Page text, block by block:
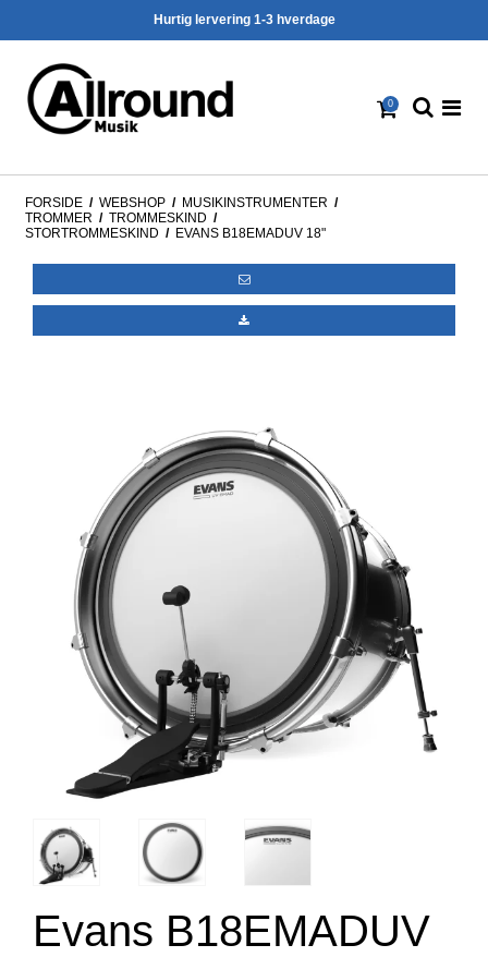
Hurtig lervering 1-3 hverdage
0
FORSIDE / WEBSHOP / MUSIKINSTRUMENTER /
TROMMER / TROMMESKIND /
STORTROMMESKIND / EVANS B18EMADUV 18"
Evans B18EMADUV